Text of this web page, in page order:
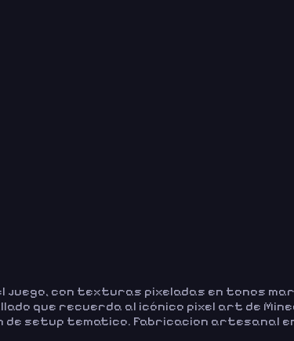
del juego, con texturas pixeladas en tonos
que recuerda al icónico pixel art de
setup tematico. Fabricacion artesanal en